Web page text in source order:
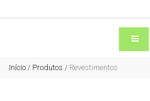
Início / Produtos / Revestimentos